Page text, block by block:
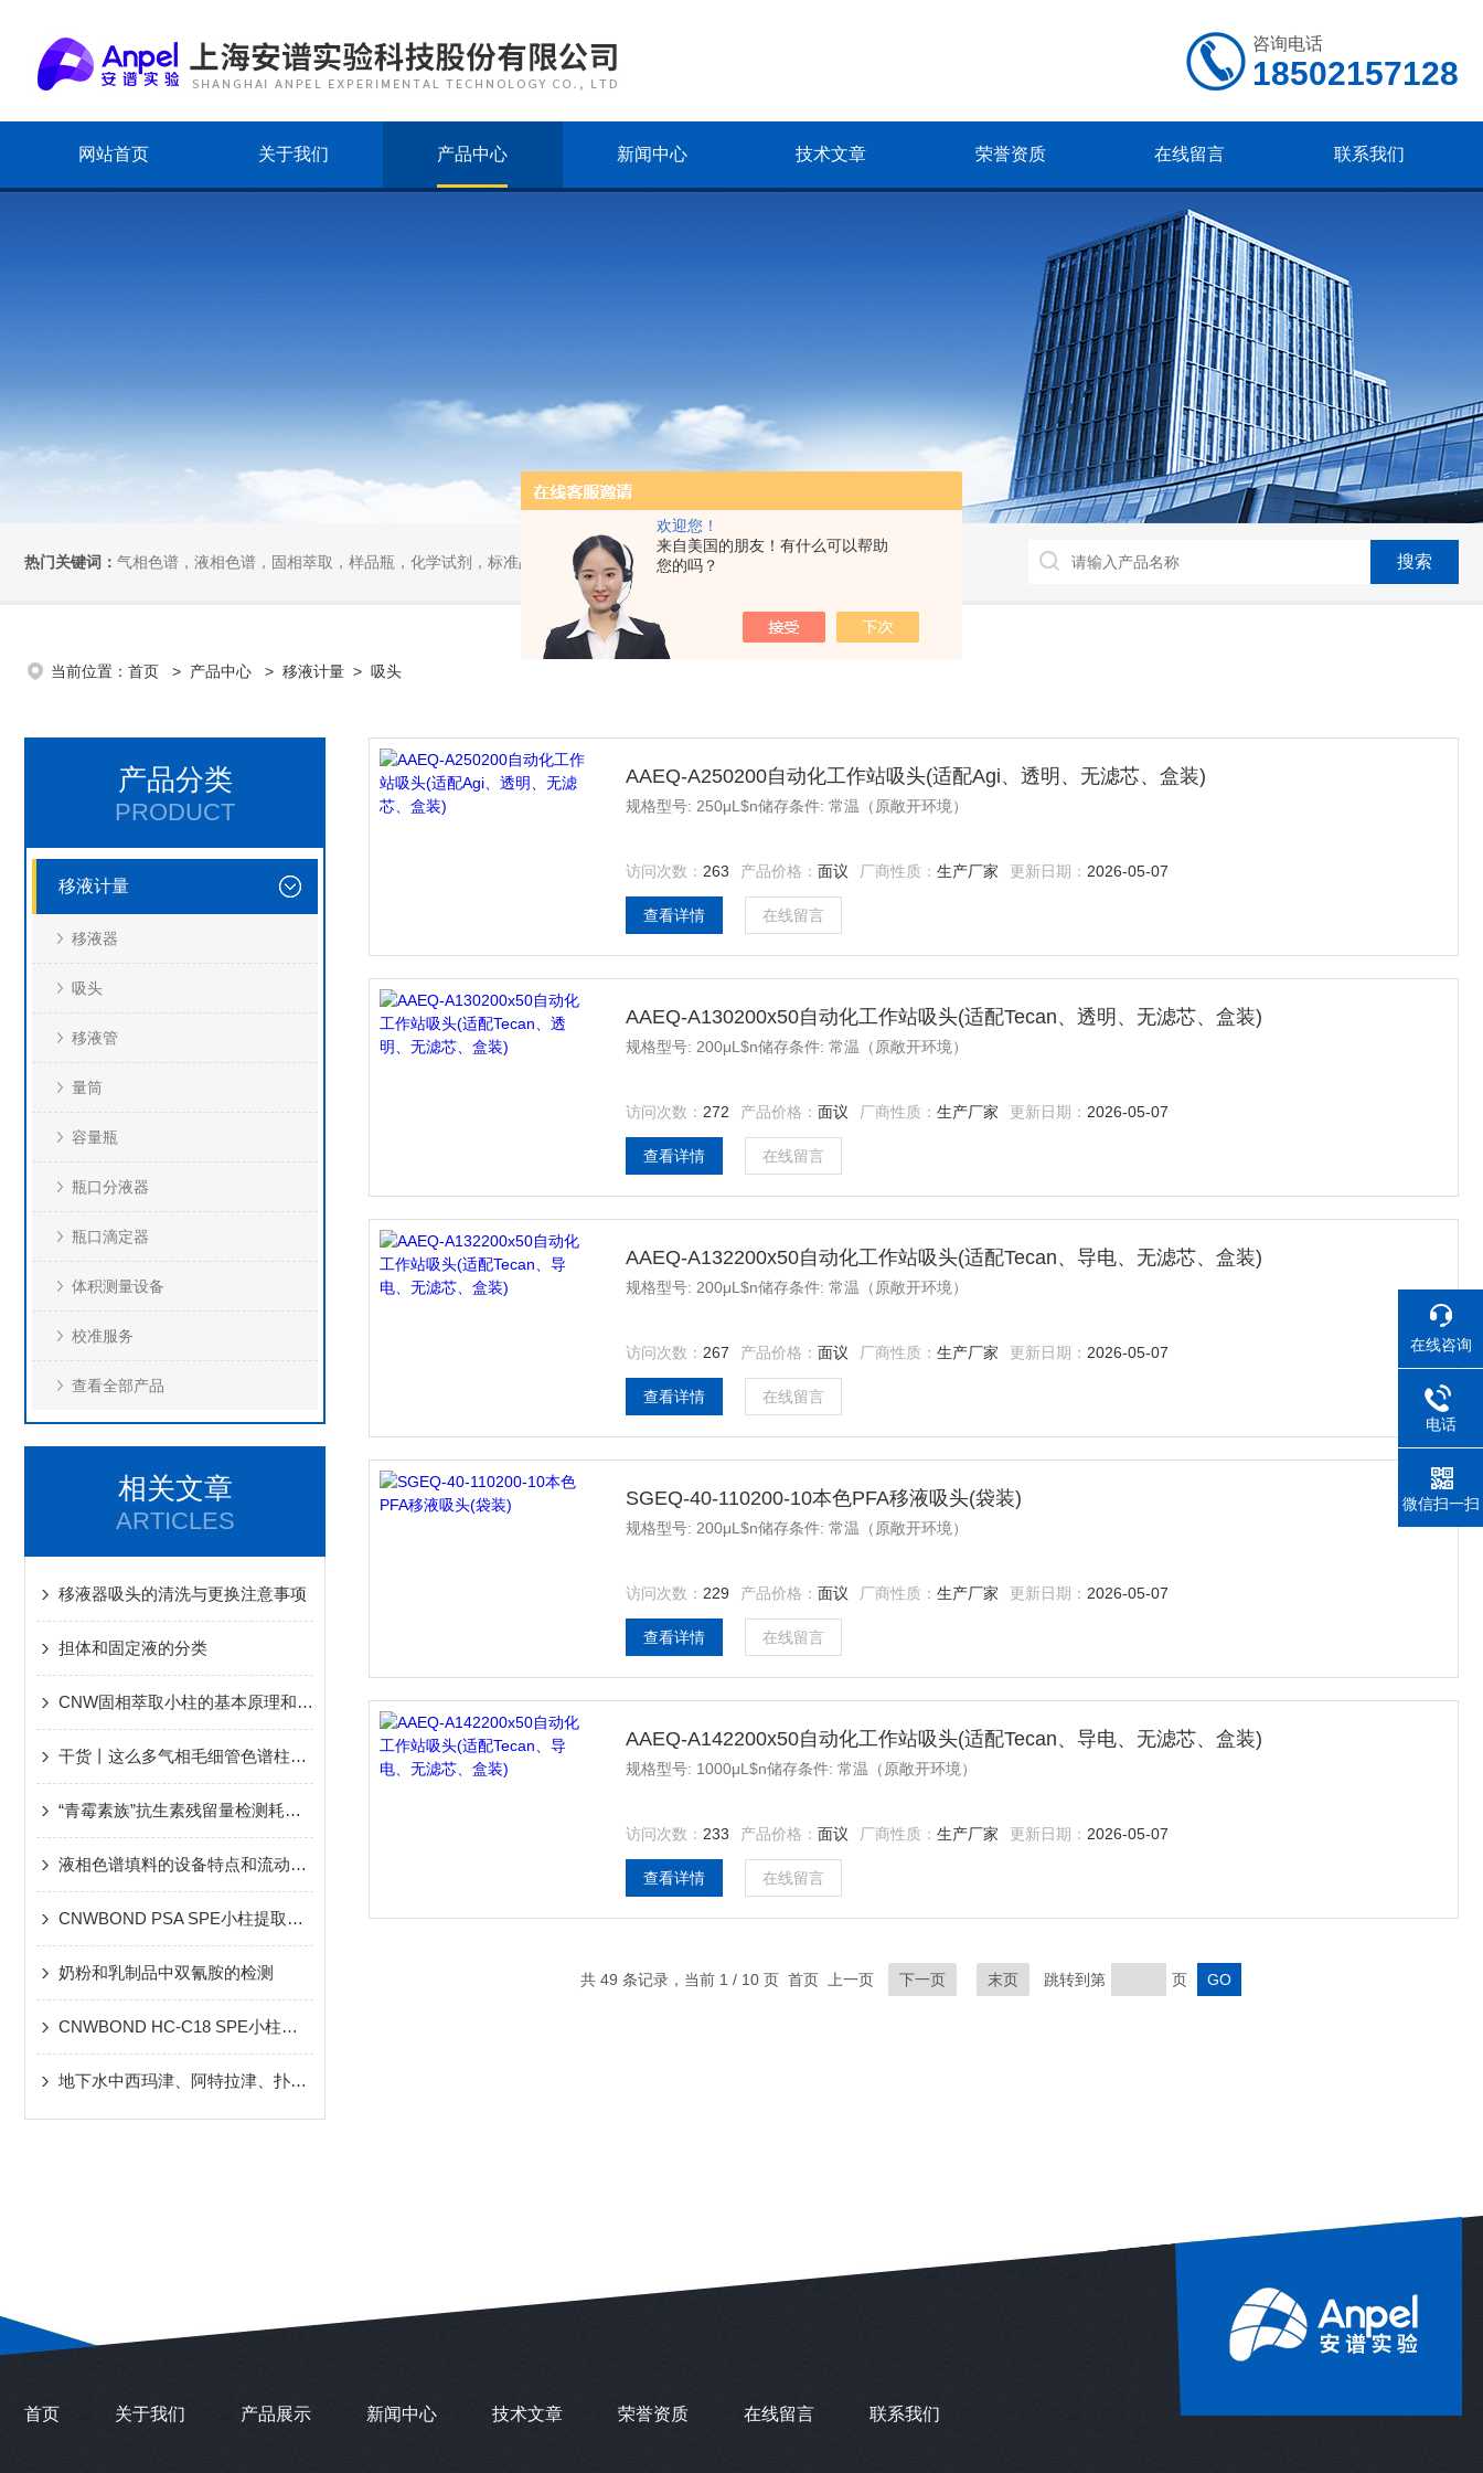
欢迎您！
来自美国的朋友！有什么可以帮助
您的吗？
咨询电话
18502157128
网站首页 关于我们 产品中心 新闻中心 技术文章 荣誉资质 在线留言 联系我们
热门关键词： 气相色谱，液相色谱，固相萃取，样品瓶，化学试剂，标准品，小型仪器
当前位置： 首页 > 产品中心 > 移液计量 > 吸头
产品分类
PRODUCT
移液计量
移液器
吸头
移液管
量筒
容量瓶
瓶口分液器
瓶口滴定器
体积测量设备
校准服务
查看全部产品
相关文章
ARTICLES
移液器吸头的清洗与更换注意事项
担体和固定液的分类
CNW固相萃取小柱的基本原理和优势特征介绍
干货丨这么多气相毛细管色谱柱，哪个型号规格合适？
“青霉素族”抗生素残留量检测耗材整体解决方案
液相色谱填料的设备特点和流动相的配制
CNWBOND PSA SPE小柱提取涂料、染料或油墨中的多环芳烃
奶粉和乳制品中双氰胺的检测
CNWBOND HC-C18 SPE小柱提取饮用水中的多环芳烃
地下水中西玛津、阿特拉津、扑灭津除草剂的检测
AAEQ-A250200自动化工作站吸头(适配Agi、透明、无滤芯、盒装)
规格型号: 250μL$n储存条件: 常温（原敞开环境）
访问次数： 263 产品价格： 面议 厂商性质： 生产厂家 更新日期： 2026-05-07
查看详情 在线留言
AAEQ-A130200x50自动化工作站吸头(适配Tecan、透明、无滤芯、盒装)
规格型号: 200μL$n储存条件: 常温（原敞开环境）
访问次数： 272 产品价格： 面议 厂商性质： 生产厂家 更新日期： 2026-05-07
查看详情 在线留言
AAEQ-A132200x50自动化工作站吸头(适配Tecan、导电、无滤芯、盒装)
规格型号: 200μL$n储存条件: 常温（原敞开环境）
访问次数： 267 产品价格： 面议 厂商性质： 生产厂家 更新日期： 2026-05-07
查看详情 在线留言
SGEQ-40-110200-10本色PFA移液吸头(袋装)
规格型号: 200μL$n储存条件: 常温（原敞开环境）
访问次数： 229 产品价格： 面议 厂商性质： 生产厂家 更新日期： 2026-05-07
查看详情 在线留言
AAEQ-A142200x50自动化工作站吸头(适配Tecan、导电、无滤芯、盒装)
规格型号: 1000μL$n储存条件: 常温（原敞开环境）
访问次数： 233 产品价格： 面议 厂商性质： 生产厂家 更新日期： 2026-05-07
查看详情 在线留言
共 49 条记录，当前 1 / 10 页 首页 上一页 下一页 末页 跳转到第 页
首页 关于我们 产品展示 新闻中心 技术文章 荣誉资质 在线留言 联系我们
在线咨询
电话
微信扫一扫